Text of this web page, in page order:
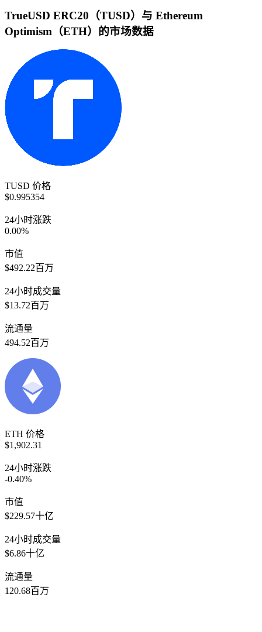
TrueUSD ERC20（TUSD）与 Ethereum
Optimism（ETH）的市场数据
TUSD 价格
$0.995354
24小时涨跌
0.00%
市值
$492.22百万
24小时成交量
$13.72百万
流通量
494.52百万
ETH 价格
$1,902.31
24小时涨跌
-0.40%
市值
$229.57十亿
24小时成交量
$6.86十亿
流通量
120.68百万